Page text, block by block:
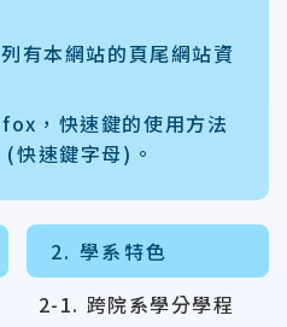
有本網站的頁尾網站資
，快速鍵的使用方法
(快速鍵字母)。
2. 學系特色
2-1. 跨院系學分學程